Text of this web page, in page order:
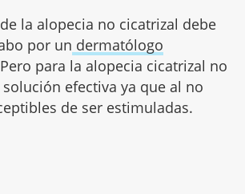
la alopecia no cicatrizal debe
por un dermatólogo
para la alopecia cicatrizal no
efectiva ya que al no
de ser estimuladas.